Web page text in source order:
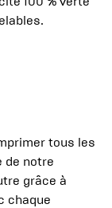
tous les
de notre
grâce à
chaque